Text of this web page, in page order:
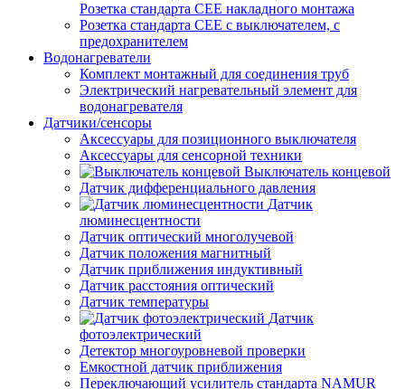
Розетка стандарта СЕЕ накладного монтажа
Розетка стандарта СЕЕ с выключателем, с
предохранителем
Водонагреватели
Комплект монтажный для соединения труб
Электрический нагревательный элемент для
водонагревателя
Датчики/сенсоры
Аксессуары для позиционного выключателя
Аксессуары для сенсорной техники
Выключатель концевой
Датчик дифференциального давления
Датчик
люминесцентности
Датчик оптический многолучевой
Датчик положения магнитный
Датчик приближения индуктивный
Датчик расстояния оптический
Датчик температуры
Датчик
фотоэлектрический
Детектор многоуровневой проверки
Емкостной датчик приближения
Переключающий усилитель стандарта NAMUR